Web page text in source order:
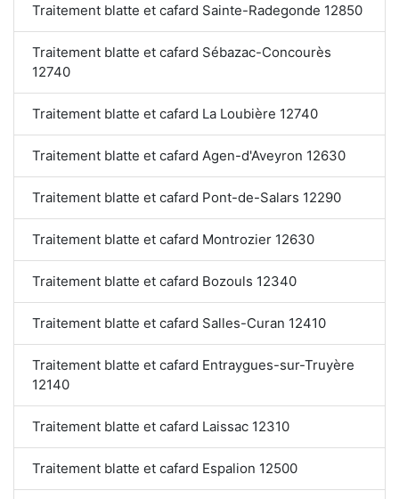
Traitement blatte et cafard Sainte-Radegonde 12850
Traitement blatte et cafard Sébazac-Concourès
12740
Traitement blatte et cafard La Loubière 12740
Traitement blatte et cafard Agen-d'Aveyron 12630
Traitement blatte et cafard Pont-de-Salars 12290
Traitement blatte et cafard Montrozier 12630
Traitement blatte et cafard Bozouls 12340
Traitement blatte et cafard Salles-Curan 12410
Traitement blatte et cafard Entraygues-sur-Truyère
12140
Traitement blatte et cafard Laissac 12310
Traitement blatte et cafard Espalion 12500